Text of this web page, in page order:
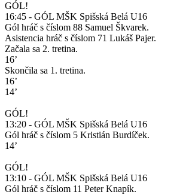
GÓL!
16:45 - GÓL MŠK Spišská Belá U16
Gól hráč s číslom 88 Samuel Škvarek.
Asistencia hráč s číslom 71 Lukáš Pajer.
Začala sa 2. tretina.
16’
Skončila sa 1. tretina.
16’
14’
GÓL!
13:20 - GÓL MŠK Spišská Belá U16
Gól hráč s číslom 5 Kristián Burdíček.
14’
GÓL!
13:10 - GÓL MŠK Spišská Belá U16
Gól hráč s číslom 11 Peter Knapík.